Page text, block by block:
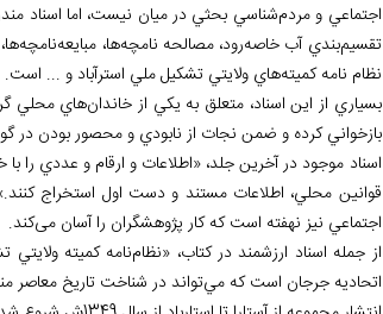
اجتماعي و مردمشناسي بحثي در ميان نيست، اما اسناد
تقسيمبندي آب خاصهرود، مصالحه نامچهها، مبايعهنامچه
نظام نامه كميتههاي ولايتي تشكيل ملي استرآباد و ... است.
بسياري از اين اسناد، متعلق به يكي از خاندانهاي محلي
بازخواني کرده و ضمن نجات از نابودي و محصور بودن در
اسناد موجود در آخرين جلد، «اطلاعات و ارقام و عددي را
قوانين محلي، اطلاعات مستند و دست اول استخراج
اجتماعي نیز نهفته است كه كار پژوهشگران را آسان میکند.
از جمله اسناد ارزشمند در كتاب، «نظامنامه كميته
اتحاديه جرجان است كه ميتواند در شناخت تاريخ معاصر